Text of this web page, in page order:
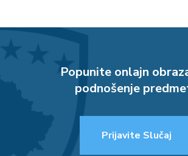
Popunite onlajn
podnošenje
Prijavite Slučaj